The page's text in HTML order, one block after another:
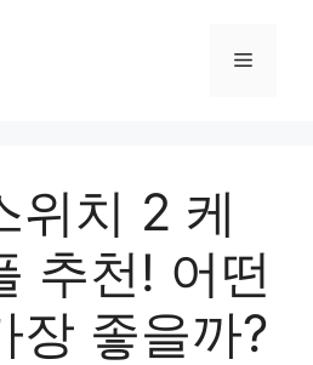
Menu
위치 2 케
추천! 어떤
장 좋을까?